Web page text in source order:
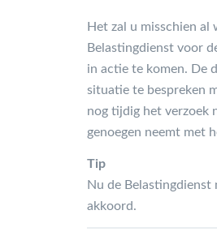
Het zal u misschien al
Belastingdienst voor
in actie te komen. De
situatie te bespreken
nog tijdig het verzoek
genoegen neemt met
Tip
Nu de
akkoord.